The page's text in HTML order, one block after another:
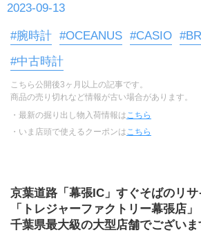
2023-09-13
#腕時計 #OCEANUS #CASIO
#中古時計
こちら公開後3ヶ月以上の記事です。
商品の売り切れなど情報が古い場合があります。
・最新の掘り出し物入荷情報は こちら
・いま店頭で使えるクーポンは こちら
京葉道路「幕張IC」すぐそばのリ
「トレジャーファクトリー幕張店」
千葉県最大級の大型店舗でございま